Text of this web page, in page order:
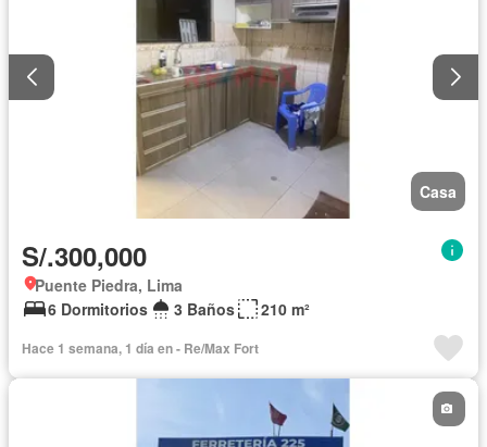
Casa
S/.300,000
Puente Piedra, Lima
6 Dormitorios
3 Baños 210 m²
Hace 1 semana, 1 día en - Re/Max Fort